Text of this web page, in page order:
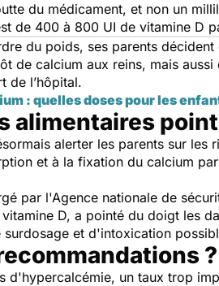
du médicament, et non un
de 400 à 800 UI de vitamine D
du poids, ses parents
de calcium aux reins, mais
de l’hôpital.
: quelles doses pour les
alimentaires
alerter les parents sur
et à la fixation du calcium
par l'Agence nationale de
D, a pointé du doigt les
et d'intoxication
?
d'hypercalcémie, un taux trop